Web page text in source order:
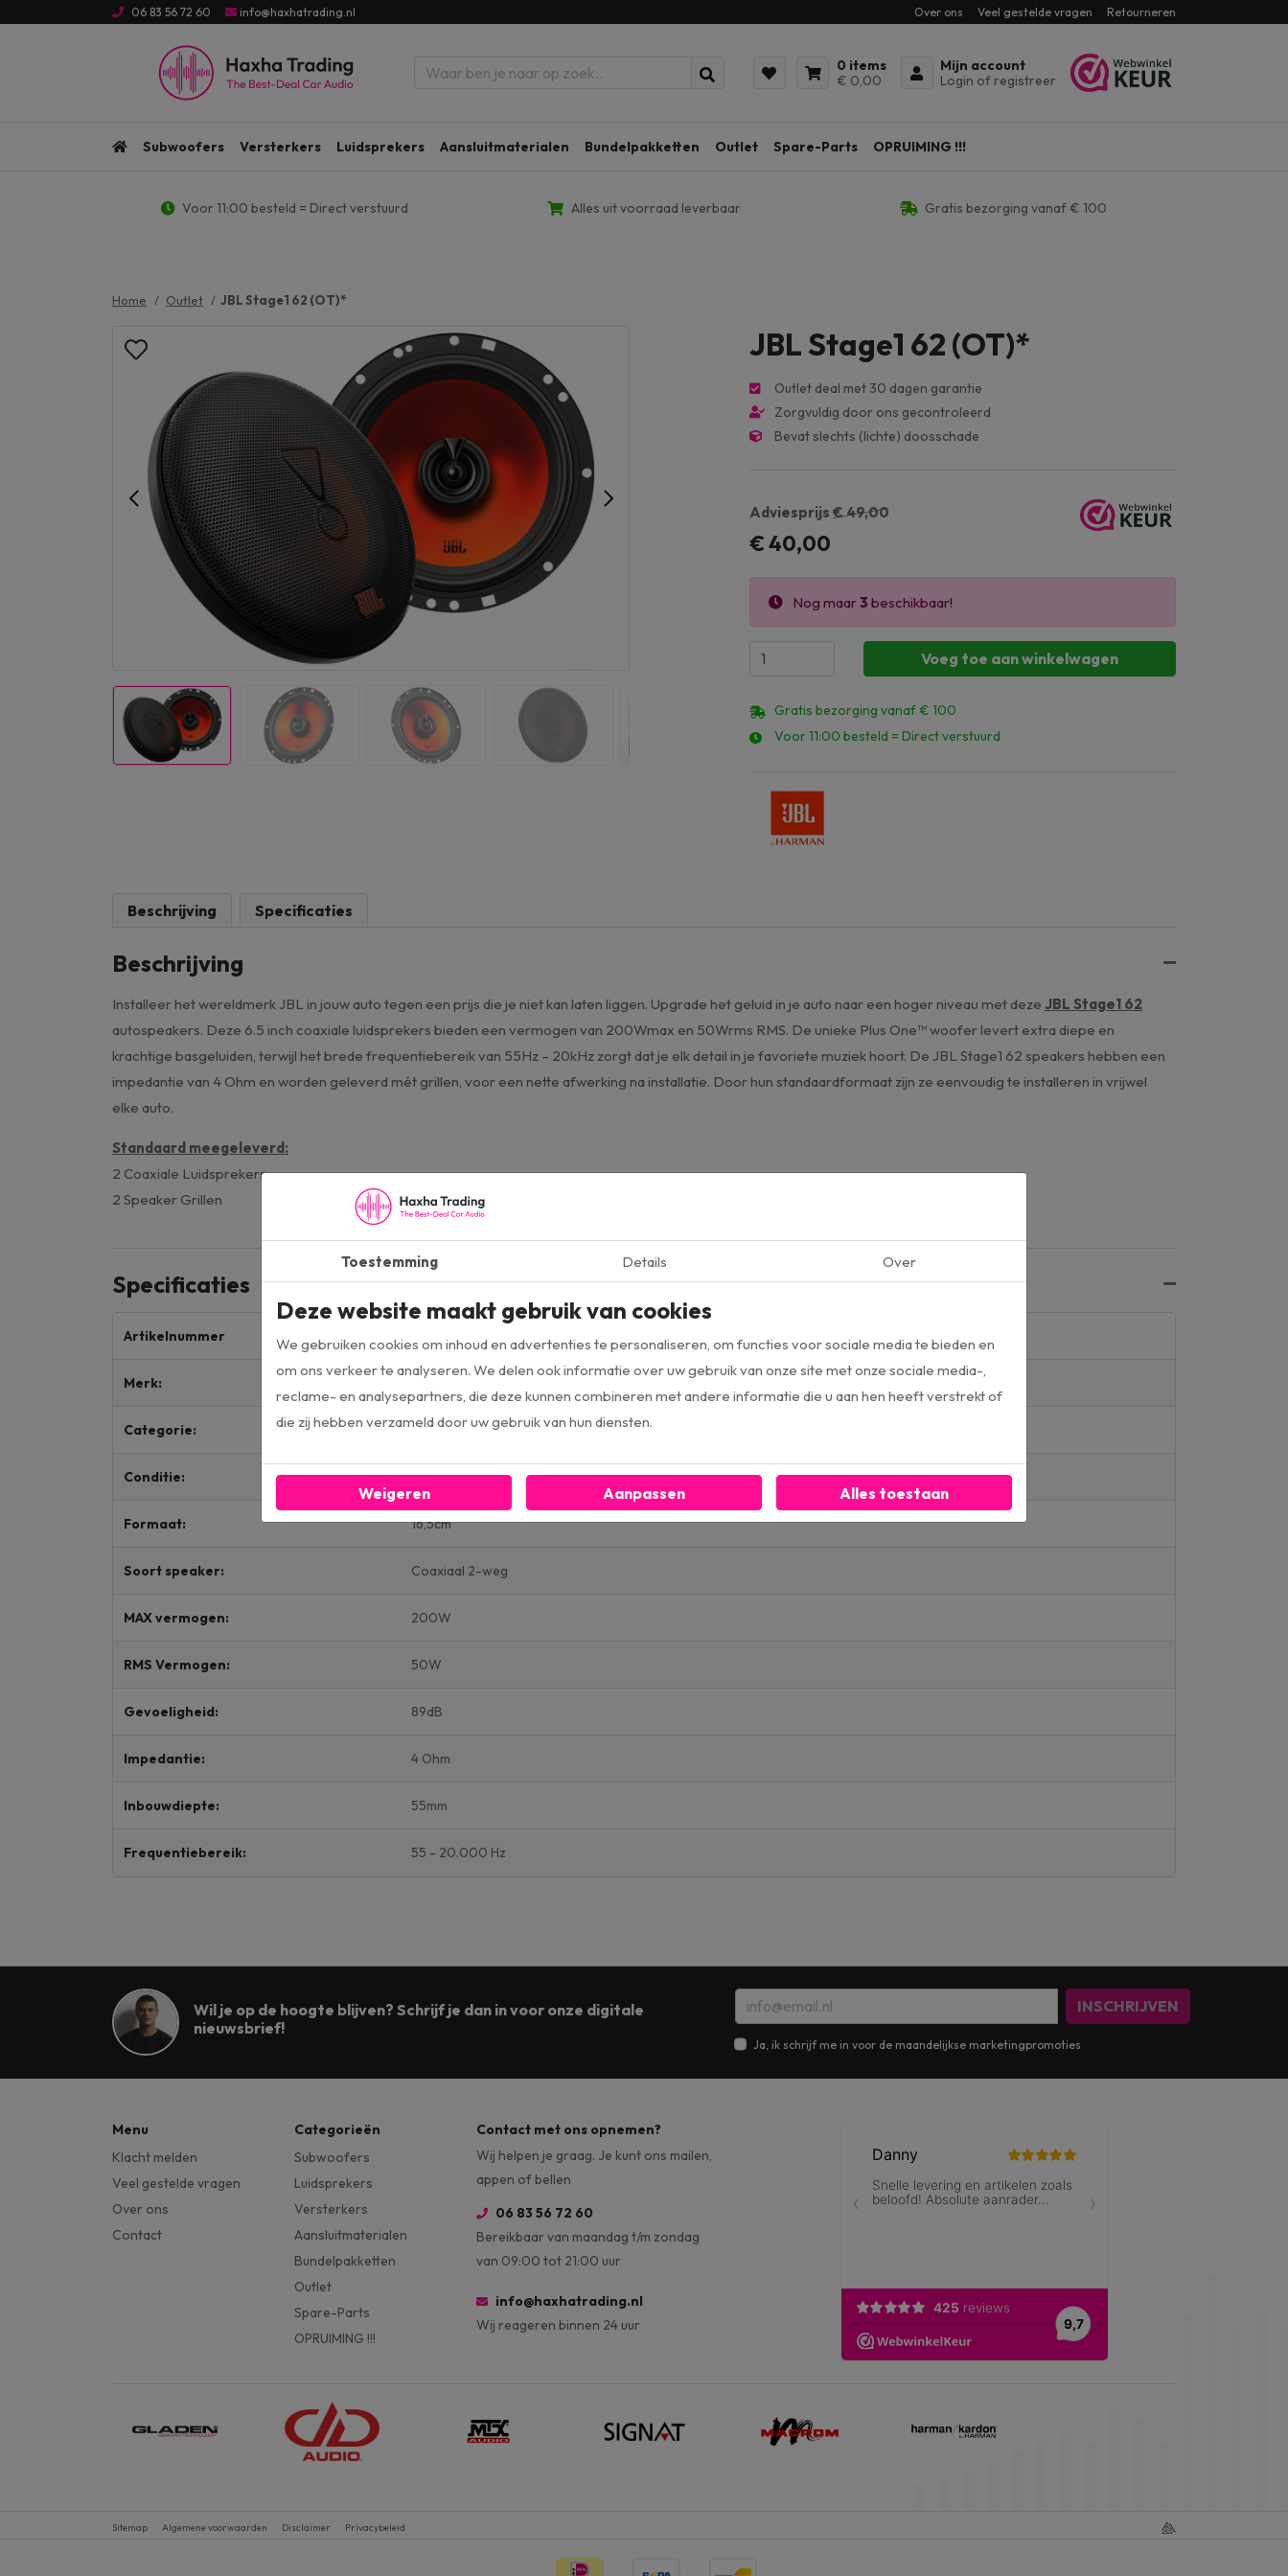
06 83 56 72 60 info@haxhatrading.nl Over ons Veel gestelde vragen Retourneren
0 items
€ 0,00
Mijn account
Login of registreer
Subwoofers Versterkers Luidsprekers Aansluitmaterialen Bundelpakketten Outlet Spare-Parts OPRUIMING !!!
Voor 11:00 besteld = Direct verstuurd Alles uit voorraad leverbaar Gratis bezorging vanaf € 100
Home Outlet JBL Stage1 62 (OT)*
JBL Stage1 62 (OT)*
Outlet deal met 30 dagen garantie
Zorgvuldig door ons gecontroleerd
Bevat slechts (lichte) doosschade
Adviesprijs € 49,00
€ 40,00
Nog maar3 beschikbaar!
Voeg toe aan winkelwagen
Gratis bezorging vanaf € 100
Voor 11:00 besteld = Direct verstuurd
Beschrijving Specificaties
Beschrijving
Installeer het wereldmerk JBL in jouw auto tegen een prijs die je niet kan laten liggen. Upgrade het geluid in je auto naar een hoger niveau met deze JBL Stage1 62
autospeakers. Deze 6.5 inch coaxiale luidsprekers bieden een vermogen van 200Wmax en 50Wrms RMS. De unieke Plus One™ woofer levert extra diepe en
krachtige basgeluiden, terwijl het brede frequentiebereik van 55Hz – 20kHz zorgt dat je elk detail in je favoriete muziek hoort. De JBL Stage1 62 speakers hebben een
impedantie van 4 Ohm en worden geleverd mét grillen, voor een nette afwerking na installatie. Door hun standaardformaat zijn ze eenvoudig te installeren in vrijwel
elke auto.
Standaard meegeleverd:
​2 Coaxiale Luidsprekers
2 Speaker Grillen
Specificaties
Artikelnummer
Merk: JBL
Categorie: Luidsprekers
Conditie: Outlet
Formaat: 16,5cm
Soort speaker: Coaxiaal 2-weg
MAX vermogen: 200W
RMS Vermogen: 50W
Gevoeligheid: 89dB
Impedantie: 4 Ohm
Inbouwdiepte: 55mm
Frequentiebereik: 55 - 20.000 Hz
Wil je op de hoogte blijven? Schrijf je dan in voor onze digitale
nieuwsbrief!
INSCHRIJVEN
Ja, ik schrijf me in voor de maandelijkse marketingpromoties
Menu
Klacht melden
Veel gestelde vragen
Over ons
Contact
Categorieën
Subwoofers
Luidsprekers
Versterkers
Aansluitmaterialen
Bundelpakketten
Outlet
Spare-Parts
OPRUIMING !!!
Contact met ons opnemen?
Wij helpen je graag. Je kunt ons mailen,
appen of bellen
06 83 56 72 60
Bereikbaar van maandag t/m zondag
van 09:00 tot 21:00 uur
info@haxhatrading.nl
Wij reageren binnen 24 uur
Sitemap Algemene voorwaarden Disclaimer Privacybeleid
Toestemming Details Over
Deze website maakt gebruik van cookies
We gebruiken cookies om inhoud en advertenties te personaliseren, om functies voor sociale media te bieden en
om ons verkeer te analyseren. We delen ook informatie over uw gebruik van onze site met onze sociale media-,
reclame- en analysepartners, die deze kunnen combineren met andere informatie die u aan hen heeft verstrekt of
die zij hebben verzameld door uw gebruik van hun diensten.
Weigeren Aanpassen Alles toestaan